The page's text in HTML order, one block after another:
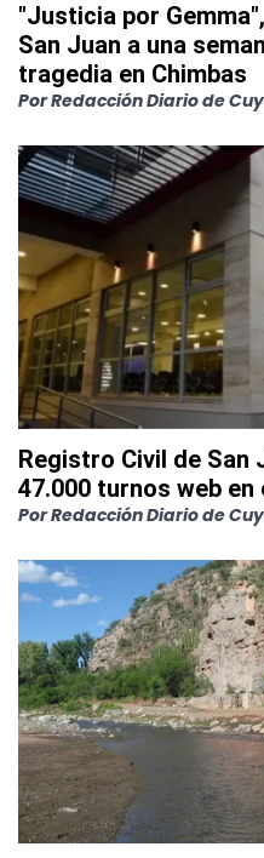
"Justicia por
San Juan a una
tragedia en Chimbas
PorRedacción Diario de
Registro Civil de San
47.000 turnos web
PorRedacción Diario de